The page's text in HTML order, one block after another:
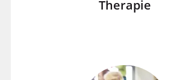
Therapie